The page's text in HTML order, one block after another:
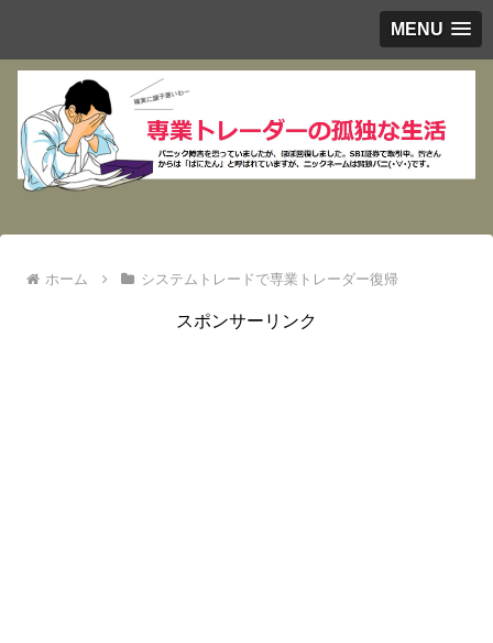
MENU
ホーム システムトレードで専業トレーダー復帰
スポンサーリンク